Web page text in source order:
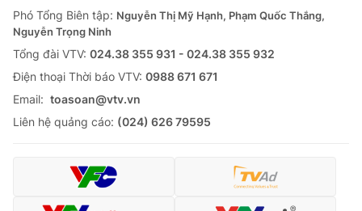
Phó Tổng Biên tập: Nguyễn Thị Mỹ Hạnh, Phạm Quốc Thắng,
Nguyễn Trọng Ninh
Tổng đài VTV: 024.38 355 931 - 024.38 355 932
Ðiện thoại Thời báo VTV: 0988 671 671
Email: toasoan@vtv.vn
Liên hệ quảng cáo: (024) 626 79595